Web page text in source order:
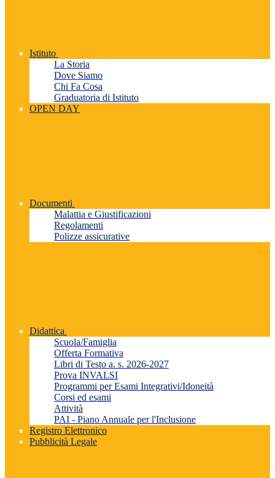
Istituto
La Storia
Dove Siamo
Chi Fa Cosa
Graduatoria di Istituto
OPEN DAY
Documenti
Malattia e Giustificazioni
Regolamenti
Polizze assicurative
Didattica
Scuola/Famiglia
Offerta Formativa
Libri di Testo a. s. 2026-2027
Prova INVALSI
Programmi per Esami Integrativi/Idoneità
Corsi ed esami
Attività
PAI - Piano Annuale per l'Inclusione
Registro Elettronico
Pubblicità Legale